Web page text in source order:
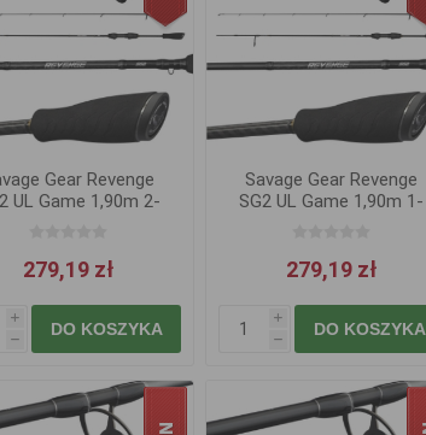
Gear Revenge
UL Game 1,90m 2-
279,19 zł
i
h
DO KOSZYKA
Savage Gear Revenge
SG2 UL Game 1,90m 1-
279,19 zł
i
h
DO KOSZYKA